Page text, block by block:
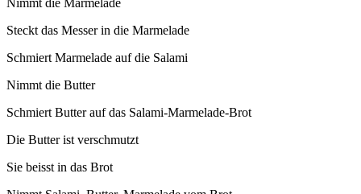
Steckt das Messer in die Marmelade
Schmiert Marmelade auf die Salami
Nimmt die Butter
Schmiert Butter auf das Salami-Marmelade-Brot
Die Butter ist verschmutzt
Sie beisst in das Brot